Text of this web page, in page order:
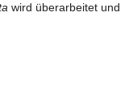
wird überarbeitet und